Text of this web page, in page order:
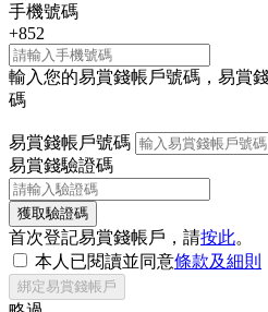
手機號碼
+852
輸入您的易賞錢帳戶號碼，易賞
碼
易賞錢帳戶號碼
易賞錢驗證碼
獲取驗證碼
首次登記易賞錢帳戶，請按此。
本人已閱讀並同意條款及細則
綁定易賞錢帳戶